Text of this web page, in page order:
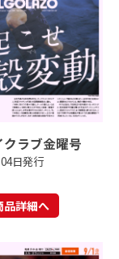
ラブ金曜号
日発行
品詳細へ